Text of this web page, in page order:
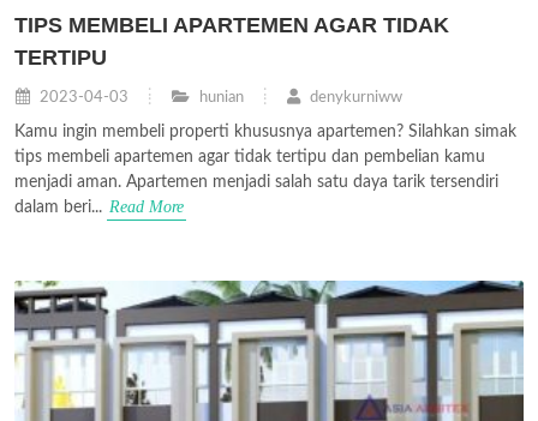
TIPS MEMBELI APARTEMEN AGAR TIDAK
TERTIPU
2023-04-03 hunian denykurniww
Kamu ingin membeli properti khususnya apartemen? Silahkan simak
tips membeli apartemen agar tidak tertipu dan pembelian kamu
menjadi aman. Apartemen menjadi salah satu daya tarik tersendiri
dalam beri... Read More